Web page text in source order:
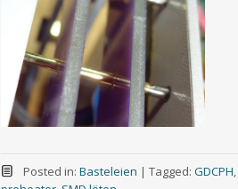
Posted in: Basteleien | Tagged: GDCPH,